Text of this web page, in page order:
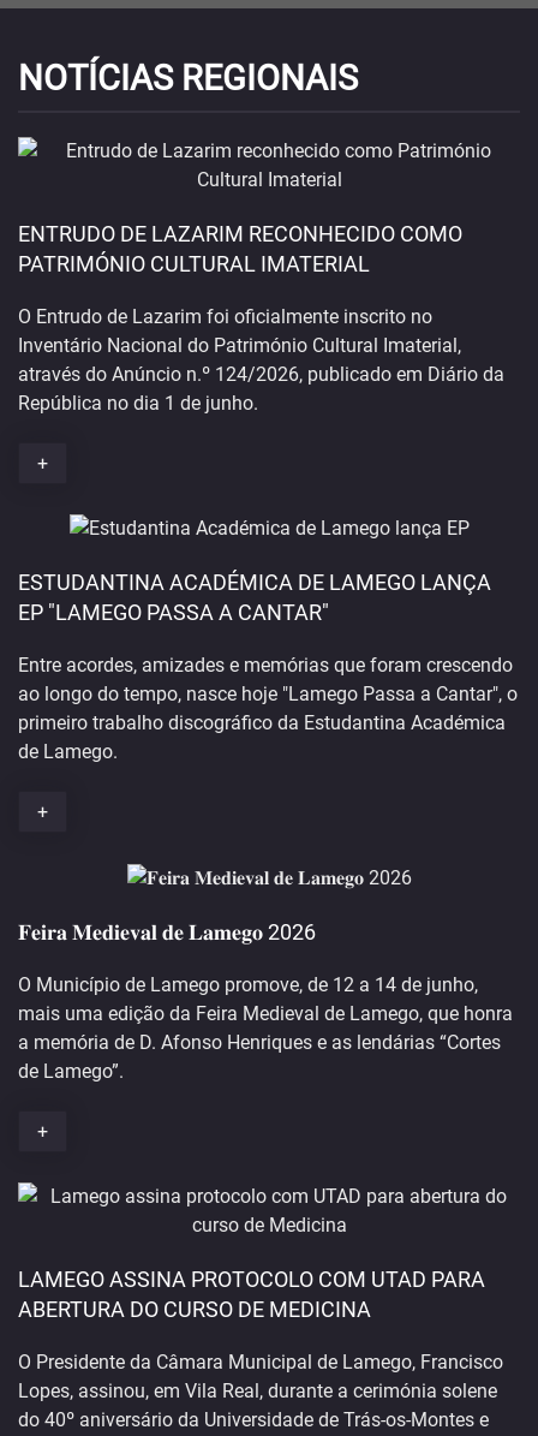
NOTÍCIAS REGIONAIS
ENTRUDO DE LAZARIM RECONHECIDO COMO
PATRIMÓNIO CULTURAL IMATERIAL
O Entrudo de Lazarim foi oficialmente inscrito no
Inventário Nacional do Património Cultural Imaterial,
através do Anúncio n.º 124/2026, publicado em Diário da
República no dia 1 de junho.
+
ESTUDANTINA ACADÉMICA DE LAMEGO LANÇA
EP "LAMEGO PASSA A CANTAR"
Entre acordes, amizades e memórias que foram crescendo
ao longo do tempo, nasce hoje "Lamego Passa a Cantar", o
primeiro trabalho discográfico da Estudantina Académica
de Lamego.
+
𝐅𝐞𝐢𝐫𝐚 𝐌𝐞𝐝𝐢𝐞𝐯𝐚𝐥 𝐝𝐞 𝐋𝐚𝐦𝐞𝐠𝐨 2026
O Município de Lamego promove, de 12 a 14 de junho,
mais uma edição da Feira Medieval de Lamego, que honra
a memória de D. Afonso Henriques e as lendárias “Cortes
de Lamego”.
+
LAMEGO ASSINA PROTOCOLO COM UTAD PARA
ABERTURA DO CURSO DE MEDICINA
O Presidente da Câmara Municipal de Lamego, Francisco
Lopes, assinou, em Vila Real, durante a cerimónia solene
do 40º aniversário da Universidade de Trás-os-Montes e